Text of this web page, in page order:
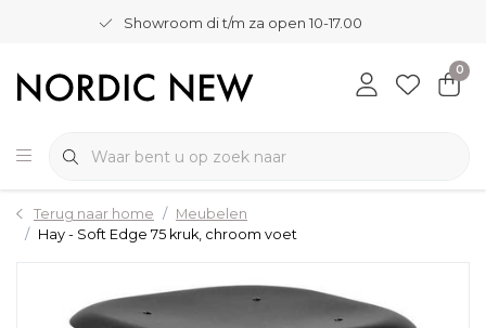
Showroom di t/m za open 10-17.00
0
Terug naar home
Meubelen
Hay - Soft Edge 75 kruk, chroom voet